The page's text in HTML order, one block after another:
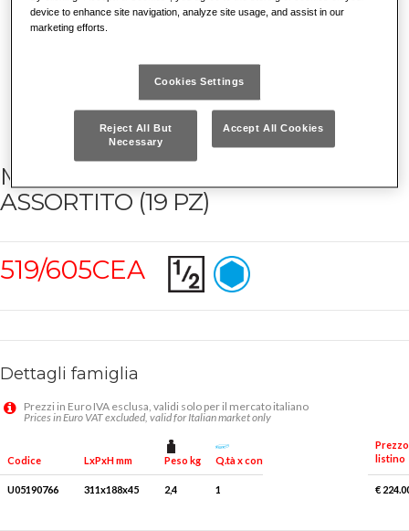
MODULO IN TERMOFORMATO
ASSORTITO (19 PZ)
519/605CEA
Dettagli famiglia
Prezzi in Euro IVA esclusa, validi solo per il mercato italiano
Prices in Euro VAT excluded, valid for Italian market only
Codice LxPxH mm Peso kg Q.tà x conf.
Prezzo
listino
U05190766 311x188x45 2,4 1 €
device to enhance site navigation, analyze site usage, and assist in our
marketing efforts.
Cookies Settings
Reject All But
Necessary
Accept All Cookies